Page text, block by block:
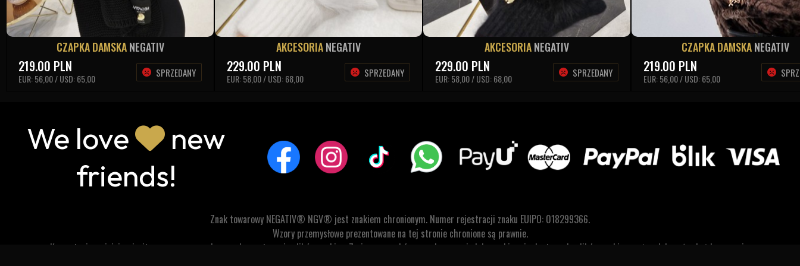
CZAPKA DAMSKANEGATIV
219.00 PLN
EUR: 56,00 / USD: 65,00 SPRZEDANY
AKCESORIANEGATIV
229.00 PLN
EUR: 58,00 / USD: 68,00 SPRZEDANY
AKCESORIANEGATIV
229.00 PLN
EUR: 58,00 / USD: 68,00 SPRZEDANY
CZAPKA DAMSKANEGATIV
219.00 PLN
EUR: 56,00 / USD: 65,00
We love
new
friends!
Znak towarowy NEGATIV® NGV® jest znakiem chronionym. Numer rejestracji znaku EUIPO: 018299366.
Wzory przemysłowe prezentowane na tej stronie chronione są prawnie.
Korzystanie z niniejszej witryny oznacza zgodę na wykorzystywanie plików cookies. Zmiany warunków przechowywania lub uzyskiwania dostępu do plików cookies można dokonać w każdym czasie.